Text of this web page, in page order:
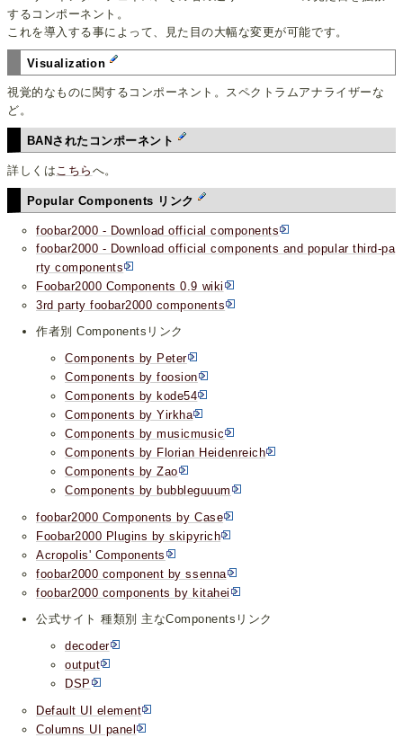
するコンポーネント。
これを導入する事によって、見た目の大幅な変更が可能です。
Visualization
視覚的なものに関するコンポーネント。スペクトラムアナライザーな
ど。
BANされたコンポーネント
詳しくは こちら へ。
Popular Components リンク
foobar2000 - Download official components
foobar2000 - Download official components and popular third-pa
rty components
Foobar2000 Components 0.9 wiki
3rd party foobar2000 components
作者別 Componentsリンク
Components by Peter
Components by foosion
Components by kode54
Components by Yirkha
Components by musicmusic
Components by Florian Heidenreich
Components by Zao
Components by bubbleguuum
foobar2000 Components by Case
Foobar2000 Plugins by skipyrich
Acropolis' Components
foobar2000 component by ssenna
foobar2000 components by kitahei
公式サイト 種類別 主なComponentsリンク
decoder
output
DSP
Default UI element
Columns UI panel